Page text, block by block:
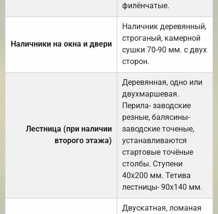
филёнчатые.
Наличники на окна и двери
Наличник деревянный,
строганый, камерной
сушки 70-90 мм. с двух
сторон.
Лестница (при наличии
второго этажа)
Деревянная, одно или
двухмаршевая.
Перила- заводские
резные, балясины-
заводские точеные,
устанавливаются
стартовые точёные
столбы. Ступени
40х200 мм. Тетива
лестницы- 90х140 мм.
Двускатная, ломаная